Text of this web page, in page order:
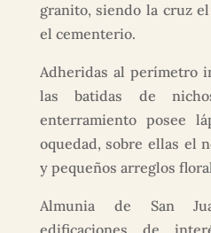
granito, siendo la cruz
el cementerio.
Adheridas al perímetro
las batidas de
enterramiento posee
oquedad, sobre ellas el
y pequeños arreglos
Almunia de San
edificaciones de